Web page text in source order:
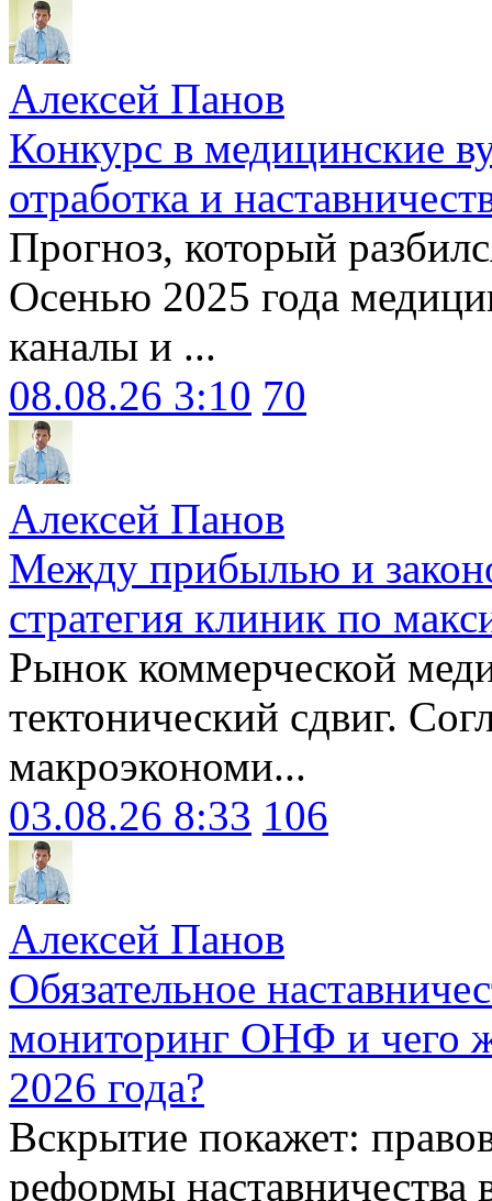
Алексей Панов
Конкурс в медицинские
отработка и
Прогноз, который
Осенью 2025 года
каналы и ...
08.08.26 3:10 70
Алексей Панов
Между прибылью и
стратегия клиник по
Рынок коммерческой
тектонический сдвиг.
макроэкономи...
03.08.26 8:33 106
Алексей Панов
Обязательное
мониторинг ОНФ и чего
2026 года?
Вскрытие покажет:
реформы наставничества